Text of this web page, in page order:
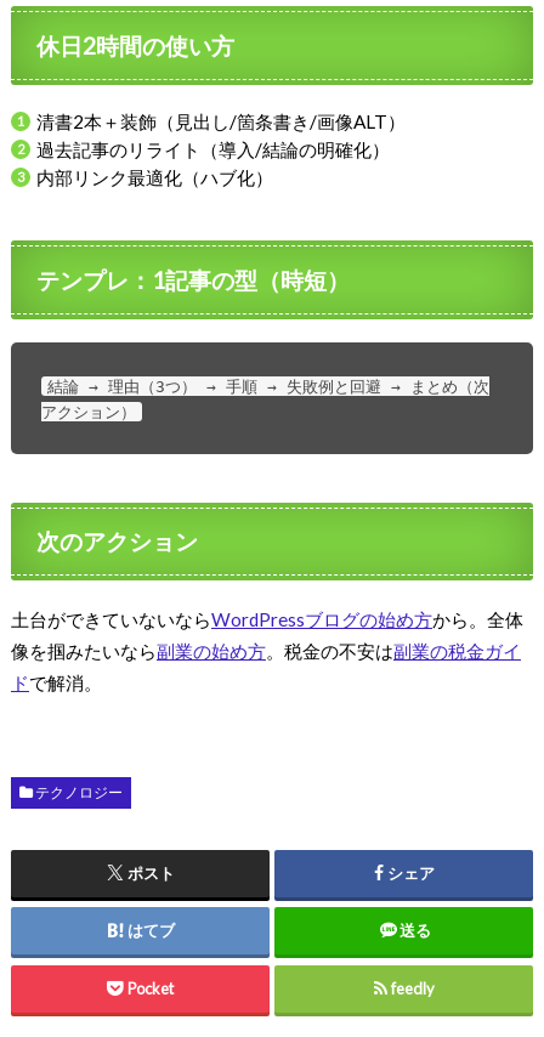
休日2時間の使い方
清書2本＋装飾（見出し/箇条書き/画像ALT）
過去記事のリライト（導入/結論の明確化）
内部リンク最適化（ハブ化）
テンプレ：1記事の型（時短）
結論 → 理由（3つ） → 手順 → 失敗例と回避 → まとめ（次
アクション）
次のアクション
土台ができていないならWordPressブログの始め方から。全体
像を掴みたいなら副業の始め方。税金の不安は副業の税金ガイ
ドで解消。
テクノロジー
ポスト シェア
はてブ 送る
Pocket feedly